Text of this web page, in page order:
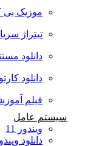
موزیک بی
تیتراژ
دانلود
دانلود
فیلم
سیستم عامل
ویندوز 11
دانلود ویندوز